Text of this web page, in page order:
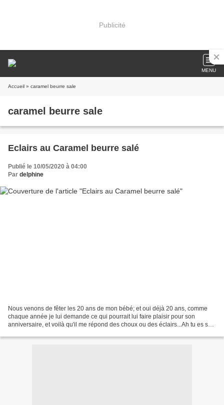
Publicité
MENU
Accueil » caramel beurre sale
caramel beurre sale
Eclairs au Caramel beurre salé
Publié le 10/05/2020 à 04:00
Par delphine
Nous venons de fêter les 20 ans de mon bébé; et oui déjà 20 ans, comme
chaque année je lui demande ce qui pourrait lui faire plaisir pour son
anniversaire, et voilà qu'il me répond des choux ou des éclairs...Ah tu es sûr